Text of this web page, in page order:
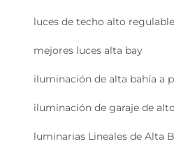
luces de techo alto
mejores luces alta bay
iluminación de alta bahía a
iluminación de garaje de
luminarias Lineales de Alta